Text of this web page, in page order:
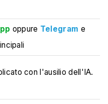
oppure Telegram e
con l'ausilio dell'IA.